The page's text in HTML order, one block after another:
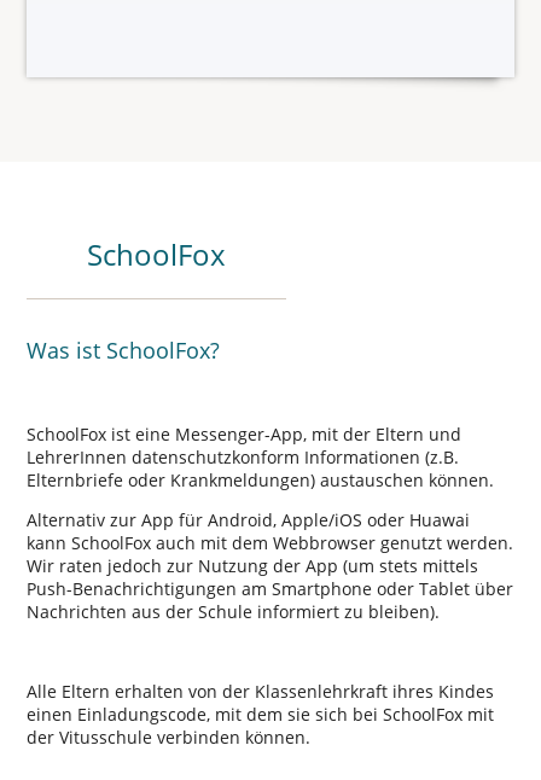
SchoolFox
Was ist SchoolFox?
SchoolFox ist eine Messenger-App, mit der Eltern und
LehrerInnen datenschutzkonform Informationen (z.B.
Elternbriefe oder Krankmeldungen) austauschen können.
Alternativ zur App für Android, Apple/iOS oder Huawai
kann SchoolFox auch mit dem Webbrowser genutzt werden.
Wir raten jedoch zur Nutzung der App (um stets mittels
Push-Benachrichtigungen am Smartphone oder Tablet über
Nachrichten aus der Schule informiert zu bleiben).
Alle Eltern erhalten von der Klassenlehrkraft ihres Kindes
einen Einladungscode, mit dem sie sich bei SchoolFox mit
der Vitusschule verbinden können.